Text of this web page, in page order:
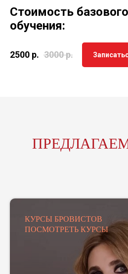
Стоимость
обучения:
2500 р. 3000р.
КУРСЫ БРОВИСТОВ
ПОСМОТРЕТЬ КУРСЫ